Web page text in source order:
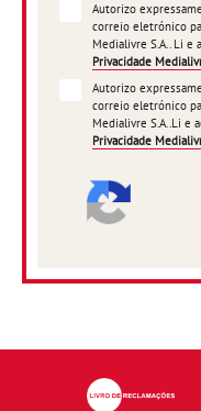
Autorizo
correio eletrónico
Medialivre S.A.. Li e
Privacidade
Autorizo
correio eletrónico
Medialivre S.A..Li e
Privacidade